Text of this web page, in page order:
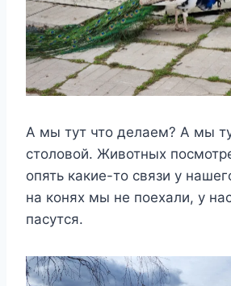
А мы тут что делаем? А мы
столовой. Животных
опять какие-то связи у
на конях мы не поехали, у
пасутся.